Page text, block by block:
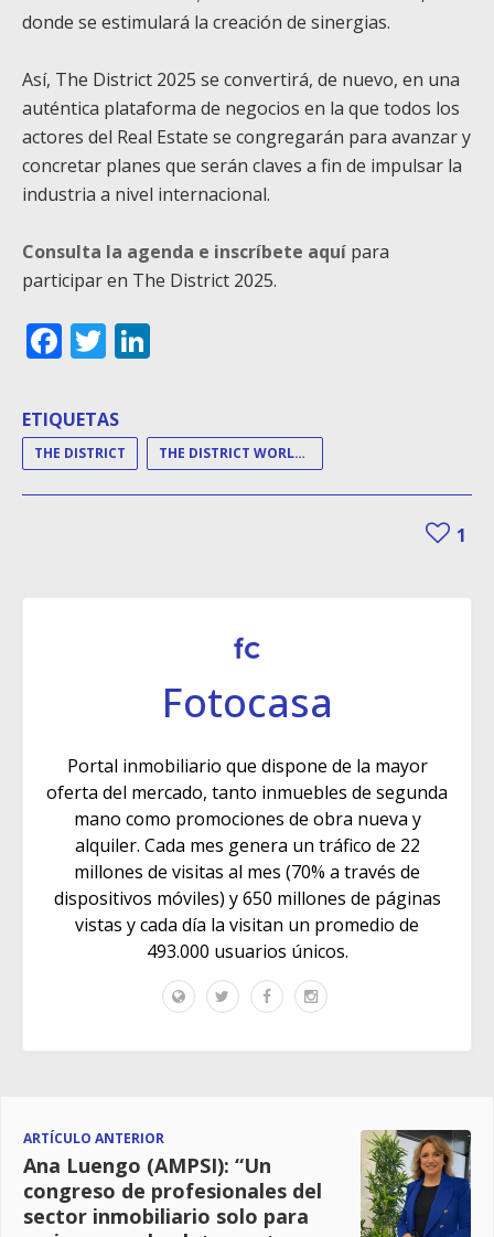
donde se estimulará la creación de sinergias.
Así, The District 2025 se convertirá, de nuevo, en una
auténtica plataforma de negocios en la que todos los
actores del Real Estate se congregarán para avanzar y
concretar planes que serán claves a fin de impulsar la
industria a nivel internacional.
Consulta la agenda e inscríbete aquí para
participar en The District 2025.
Facebook
Twitter
ETIQUETAS
THE DISTRICT THE DISTRICT WORLD SUMMIT
1
Fotocasa
Portal inmobiliario que dispone de la mayor
oferta del mercado, tanto inmuebles de segunda
mano como promociones de obra nueva y
alquiler. Cada mes genera un tráfico de 22
millones de visitas al mes (70% a través de
dispositivos móviles) y 650 millones de páginas
vistas y cada día la visitan un promedio de
493.000 usuarios únicos.
ARTÍCULO ANTERIOR
Ana Luengo (AMPSI): “Un
congreso de profesionales del
sector inmobiliario solo para